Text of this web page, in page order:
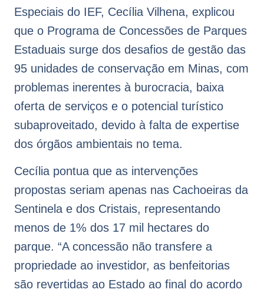
Especiais do IEF, Cecília Vilhena, explicou
que o Programa de Concessões de Parques
Estaduais surge dos desafios de gestão das
95 unidades de conservação em Minas, com
problemas inerentes à burocracia, baixa
oferta de serviços e o potencial turístico
subaproveitado, devido à falta de expertise
dos órgãos ambientais no tema.
Cecília pontua que as intervenções
propostas seriam apenas nas Cachoeiras da
Sentinela e dos Cristais, representando
menos de 1% dos 17 mil hectares do
parque. “A concessão não transfere a
propriedade ao investidor, as benfeitorias
são revertidas ao Estado ao final do acordo